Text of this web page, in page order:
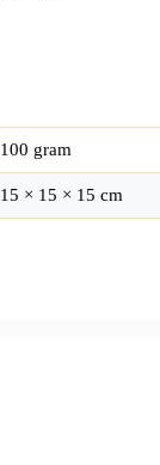
100 gram
15 × 15 × 15 cm